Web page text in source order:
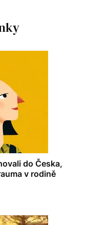
do Česka,
v rodině